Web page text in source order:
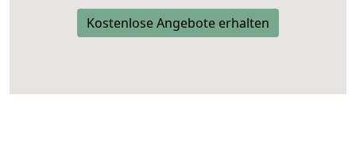
Kostenlose Angebote erhalten